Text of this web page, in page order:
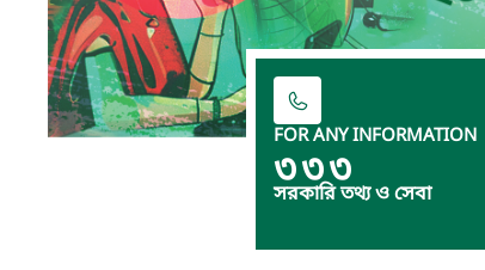
FOR ANY INFORMATION
৩৩৩
সরকারি তথ্য ও সেবা